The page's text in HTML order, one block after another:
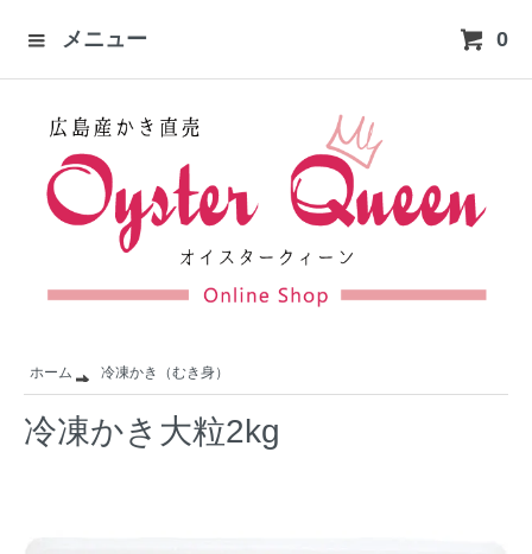
メニュー 0
ホーム 冷凍かき（むき身）
冷凍かき大粒2kg